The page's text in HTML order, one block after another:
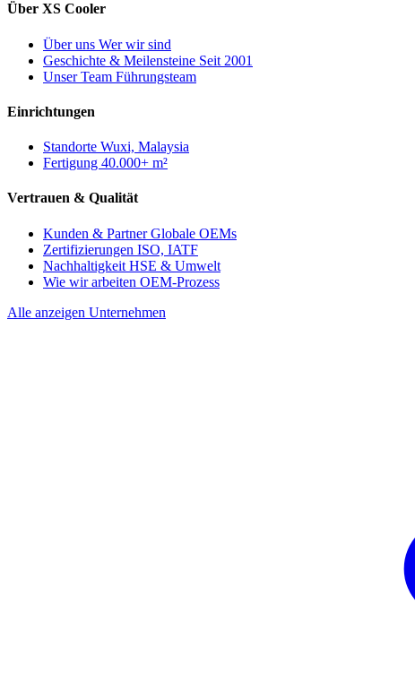
Über XS Cooler
Über uns Wer wir sind
Geschichte & Meilensteine Seit 2001
Unser Team Führungsteam
Einrichtungen
Standorte Wuxi, Malaysia
Fertigung 40.000+ m²
Vertrauen & Qualität
Kunden & PartnerGlobale OEMs
Zertifizierungen ISO, IATF
Nachhaltigkeit HSE & Umwelt
Wie wir arbeiten OEM-Prozess
Alle anzeigen Unternehmen